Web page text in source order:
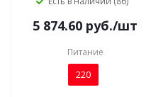
5 874.60 руб./шт
Питание
220